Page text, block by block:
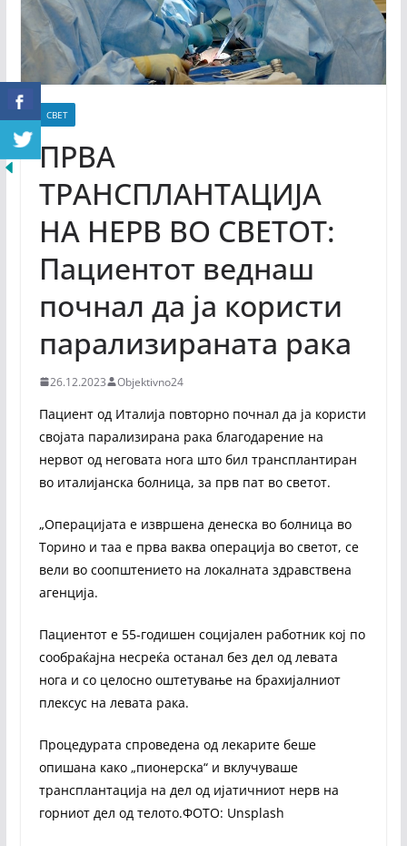
СВЕТ
ПРВА
ТРАНСПЛАНТАЦИЈА
НА НЕРВ ВО СВЕТОТ:
Пациентот веднаш
почнал да ја користи
парализираната рака
26.12.2023 Objektivno24
Пациент од Италија повторно почнал да ја користи
својата парализирана рака благодарение на
нервот од неговата нога што бил трансплантиран
во италијанска болница, за прв пат во светот.
„Операцијата е извршена денеска во болница во
Торино и таа е прва ваква операција во светот, се
вели во соопштението на локалната здравствена
агенција.
Пациентот е 55-годишен социјален работник кој по
сообраќајна несреќа останал без дел од левата
нога и со целосно оштетување на брахијалниот
плексус на левата рака.
Процедурата спроведена од лекарите беше
опишана како „пионерска“ и вклучуваше
трансплантација на дел од ијатичниот нерв на
горниот дел од телото.ФОТО: Unsplash